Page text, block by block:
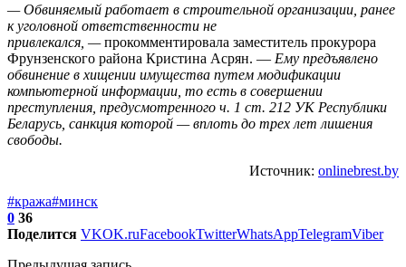
— Обвиняемый работает в строительной организации, ранее
к уголовной ответственности не
привлекался, —прокомментировала заместитель прокурора
Фрунзенского района Кристина Асрян. — Ему предъявлено
обвинение в хищении имущества путем модификации
компьютерной информации, то есть в совершении
преступления, предусмотренного ч. 1 ст. 212 УК Республики
Беларусь, санкция которой — вплоть до трех лет лишения
свободы.
Источник: onlinebrest.by
#кража#минск
0 36
Поделится VKOK.ruFacebookTwitterWhatsAppTelegramViber